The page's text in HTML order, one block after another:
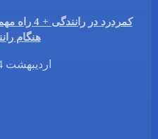
کمردرد در
هنگام
اردیبهشت 4, 1403